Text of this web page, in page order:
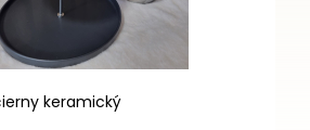
keramický